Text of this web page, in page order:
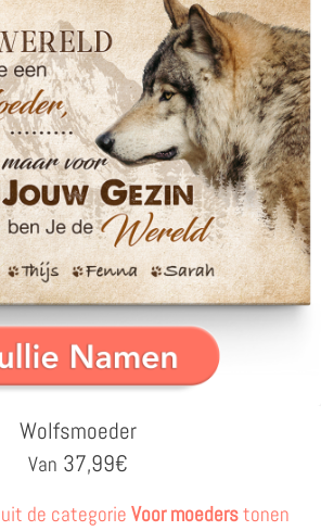
Wolfsmoeder
Van 37,99€
de categorie Voor moederstonen